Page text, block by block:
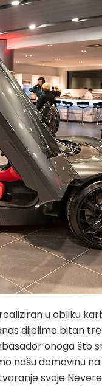
u obliku
dijelimo bitan
onoga što
našu domovinu
svoje